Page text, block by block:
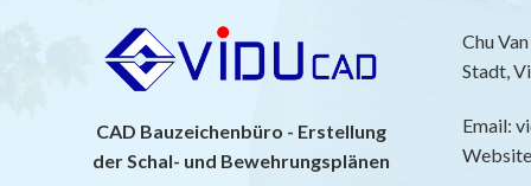
CAD Bauzeichenbüro - Erstellung
der Schal- und Bewehrungsplänen
Chu
Stadt,
Email: